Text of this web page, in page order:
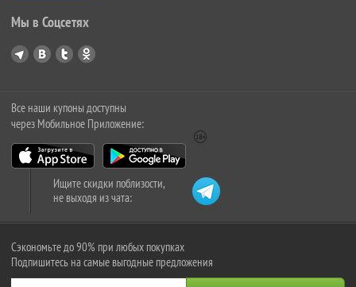
Мы в Соцсетях
Все наши купоны доступны
через Мобильное Приложение:
Ищите скидки поблизости,
не выходя из чата:
Сэкономьте до 90% при любых покупках
Подпишитесь на самые выгодные предложения